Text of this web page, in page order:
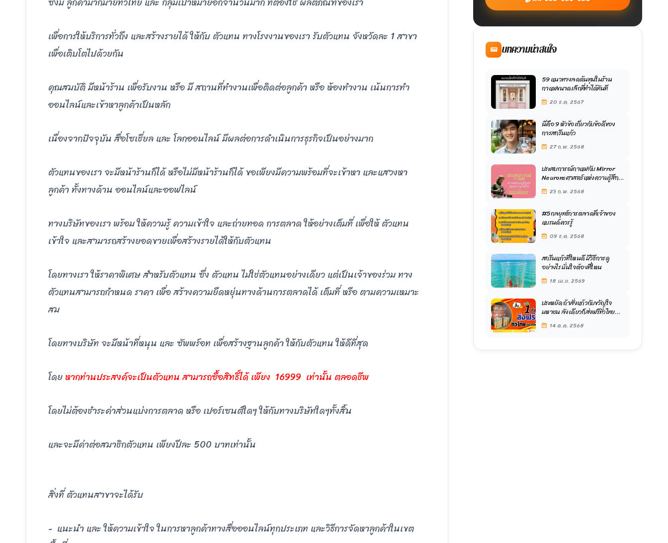
เพื่อการให้บริการทั่วถึง และสร้างรายได้ ให้กับ ตัวแทน ทางโรงงานของเรา รับตัวแทน จังหวัดละ 1 สาขา
เพื่อเติบโตไปด้วยกัน
คุณสมบัติ มีหน้าร้าน เพื่อรับงาน หรือ มี สถานที่ทำงานเพื่อติดต่อลูกค้า หรือ ห้องทำงาน เน้นการทำ
ออนไลน์และเข้าหาลูกค้าเป็นหลัก
เนื่องจากปัจจุบัน สื่อโซเชี่ยล และ โลกออนไลน์ มีผลต่อการดำเนินการธุรกิจเป็นอย่างมาก
ตัวแทนของเรา จะมีหน้าร้านก็ได้ หรือไม่มีหน้าร้านก็ได้ ขอเพียงมีความพร้อมที่จะเข้าหา และแสวงหา
ลูกค้า ทั้งทางด้าน ออนไลน์และออฟไลน์
ทางบริษัทของเรา พร้อม ให้ความรู้ ความเข้าใจ และถ่ายทอด การตลาด ให้อย่างเต็มที่ เพื่อให้ ตัวแทน
เข้าใจ และสามารถสร้างยอดขายเพื่อสร้างรายได้ให้กับตัวแทน
โดยทางเรา ให้ราคาพิเศษ สำหรับตัวแทน ซึ่ง ตัวแทน ไม่ใช่ตัวแทนอย่างเดียว แต่เป็นเจ้าของร่วม ทาง
ตัวแทนสามารถกำหนด ราคา เพื่อ สร้างความยืดหยุ่นทางด้านการตลาดได้ เต็มที่ หรือ ตามความเหมาะ
สม
โดยทางบริษัท จะมีหน้าที่หนุน และ ซัพพร์อท เพื่อสร้างฐานลูกค้า ให้กับตัวแทน ให้ดีที่สุด
โดยหากท่านประสงค์จะเป็นตัวแทน สามารถซื้อสิทธิ์ได้ เพียง 16999 เท่านั้น ตลอดชีพ
โดยไม่ต้องชำระค่าส่วนแบ่งการตลาด หรือ เปอร์เซนต์ใดๆ ให้กับทางบริษัทใดๆทั้งสิ้น
และจะมีค่าต่อสมาชิกตัวแทน เพียงปีละ 500 บาทเท่านั้น
สิ่งที่ ตัวแทนสาขาจะได้รับ
- แนะนำ และ ให้ความเข้าใจ ในการหาลูกค้าทางสื่อออนไลน์ทุกประเภท และวิธีการจัดหาลูกค้าในเขต
บทความน่าสนใจ
59 แนวทางลดต้นทุนในร้าน
กาแฟขนาดเล็กที่ทำได้ทันที
20 ธ.ค. 2567
นี่คือ 9 หัวข้อเกี่ยวกับข้อดีของ
การสกรีนแก้ว
27 ก.พ. 2568
ประสบการณ์กาแฟกับ Mirror
Neurons ศาสตร์แห่งความรู้สึก
ร่วมผ่านศิลปะของบาริสต้า
23 ก.พ. 2568
#5กลยุทธ์การตลาดที่เจ้าของ
แบรนด์ควรรู้
09 ธ.ค. 2568
สกรีนแก้วที่ใหนดี มีวิธีการดู
อย่างไร มั่นใจต้องที่ใหน
18 เม.ย. 2569
ประหยัด ถ้าสั่งแก้วกับขวัญใจ
มหาชน ลังเดียวก็ส่งฟรีทั่วไทย
ไกล หรือ ใกล้ แค่ใหน ไม่มีบวก
เพิ่ม14 ต.ค. 2568